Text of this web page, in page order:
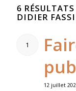
6
DIDIER
1
12 juillet